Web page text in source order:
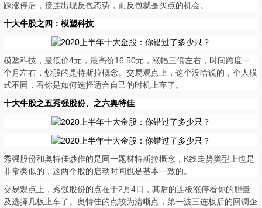
踩涨停后，接连出现反包态势，而反包就是买点的机会。
十大牛股之四：模塑科技
模塑科技，最低价4元，最高价16.50元，涨幅三倍左右，时间跨度一
个月左右，炒股的是特斯拉概念。交易观点上，这个没啥说的，个人模
式不同，看你是如何选择适合自己的时机上车了。
十大牛股之五秀强股份、之六奥特佳
秀强股份和奥特佳炒作的是同一题材特斯拉概念，K线走势类型上也是
非常类似的，这两个股的启动时间也是基本一致的。
交易观点上，秀强股份的点在于2月4日，其后的连板涨停看你的胆量
及选择几板上车了。奥特佳的点较为清晰点，第一波三连板后的回调企